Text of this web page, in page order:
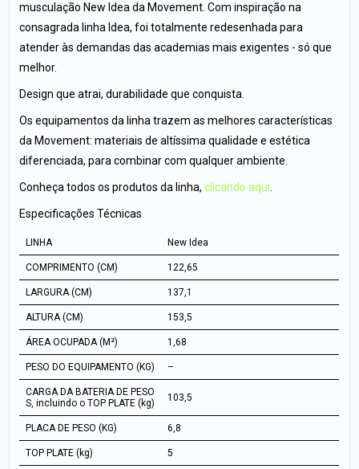
musculação New Idea da Movement. Com inspiração na
consagrada linha Idea, foi totalmente redesenhada para
atender às demandas das academias mais exigentes - só que
melhor.
Design que atrai, durabilidade que conquista.
Os equipamentos da linha trazem as melhores características
da Movement: materiais de altíssima qualidade e estética
diferenciada, para combinar com qualquer ambiente.
Conheça todos os produtos da linha,clicando aqui
Especificações Técnicas
LINHA New Idea
COMPRIMENTO (CM) 122,65
LARGURA (CM) 137,1
ALTURA (CM) 153,5
ÁREA OCUPADA (M²) 1,68
PESO DO EQUIPAMENTO (KG) –
CARGA DA BATERIA DE PESO
S, incluindo o TOP PLATE (kg)
103,5
PLACA DE PESO (KG) 6,8
TOP PLATE (kg) 5